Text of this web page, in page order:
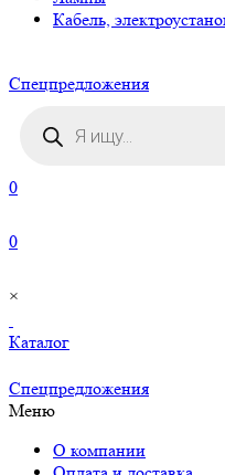
Кабель,
Cпецпредложения
товаров
0
0
×
Каталог
Cпецпредложения
Меню
О компании